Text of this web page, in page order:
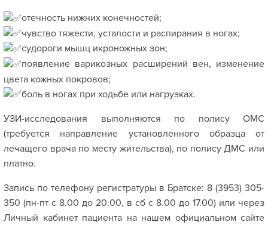
отечность нижних конечностей;
чувство тяжести, усталости и распирания в ногах;
судороги мышц икроножных зон;
появление варикозных расширений вен, изменение
цвета кожных покровов;
боль в ногах при ходьбе или нагрузках.
УЗИ-исследования выполняются по полису ОМС
(требуется направление установленного образца от
лечащего врача по месту жительства), по полису ДМС или
платно.
Запись по телефону регистратуры в Братске: 8 (3953) 305-
350 (пн-пт с 8.00 до 20.00, в сб с 8.00 до 17.00) или через
Личный кабинет пациента на нашем официальном сайте